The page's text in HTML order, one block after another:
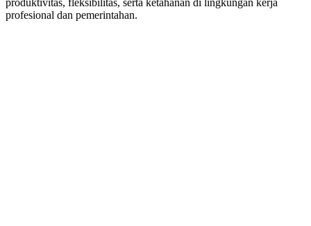
profesional dan pemerintahan.